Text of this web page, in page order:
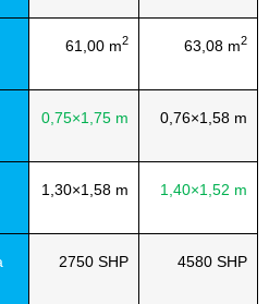
61,00 m2 63,08 m2
0,75×1,75 m 0,76×1,58 m
1,30×1,58 m 1,40×1,52 m
2750 SHP 4580 SHP